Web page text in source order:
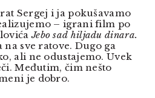
Sergej i ja pokušavamo
– igrani film po
Jebo sad hiljadu dinara.
sve ratove. Dugo ga
ali ne odustajemo. Uvek
Međutim, čim nešto
je dobro.